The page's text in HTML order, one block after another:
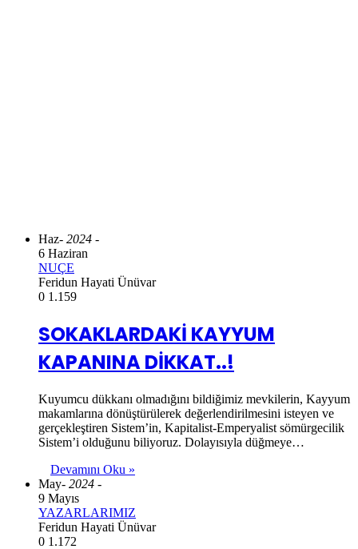
Haz- 2024 -
6 Haziran
NUÇE
Feridun Hayati Ünüvar
0 1.159
SOKAKLARDAKİ KAYYUM
KAPANINA DİKKAT..!
Kuyumcu dükkanı olmadığını bildiğimiz mevkilerin, Kayyum
makamlarına dönüştürülerek değerlendirilmesini isteyen ve
gerçekleştiren Sistem’in, Kapitalist-Emperyalist sömürgecilik
Sistem’i olduğunu biliyoruz. Dolayısıyla düğmeye…
Devamını Oku »
May- 2024 -
9 Mayıs
YAZARLARIMIZ
Feridun Hayati Ünüvar
0 1.172